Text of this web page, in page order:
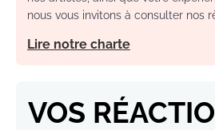
nous vous invitons à consulter nos
Lire notre charte
VOS